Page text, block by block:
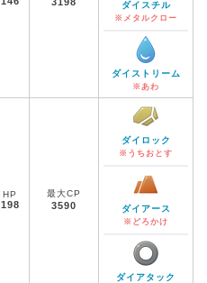
3198 ダイスチル
※メタルクロー
ダイストリーム
※あわ
HP
198
最大CP
3590
ダイロック
※うちおとす
ダイアース
※どろかけ
ダイアタック